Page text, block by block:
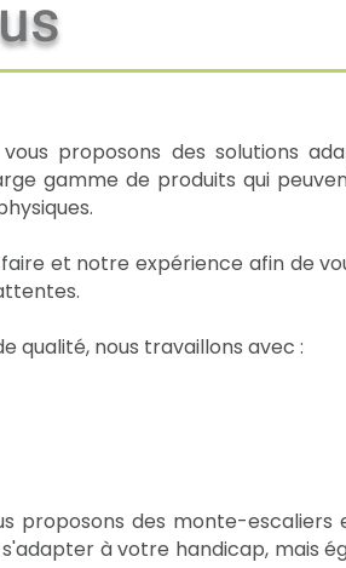
proposons des solutions
gamme de produits qui
et notre expérience afin de
qualité, nous travaillons avec :
proposons des monte-
à votre handicap, mais